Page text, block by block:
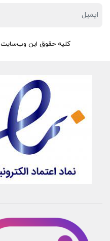
کلیه حقوق این وب‌سایت